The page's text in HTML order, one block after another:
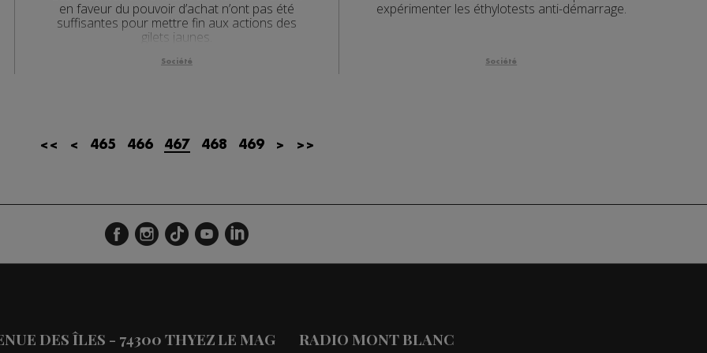
en faveur du pouvoir d’achat n’ont pas été
suffisantes pour mettre fin aux actions des
gilets jaunes.
Société
expérimenter les éthylotests anti-démarrage.
Société
<< < 465 466 467 468 469 > >>
DES ÎLES - 74300 THYEZLE MAG RADIO MONT BLANC